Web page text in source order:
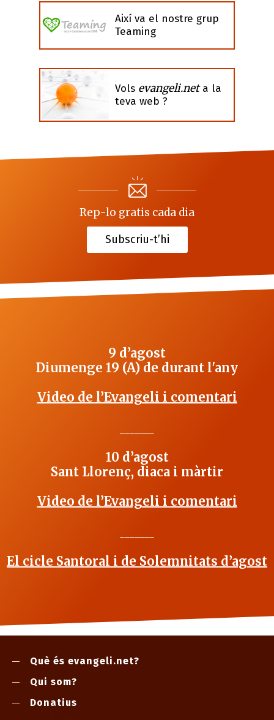
Així va el nostre grup
Teaming
Vols evangeli.neta la
teva web ?
Rep-lo gratis cada dia
Subscriu-t’hi
9 d’agost
Diumenge 19 (A) de durant l'any
Video de l’Evangeli i comentari
10 d’agost
Sant Llorenç, diaca i màrtir
Video de l’Evangeli i comentari
El cicle Santoral i de Solemnitats d’agost
Què és evangeli.net?
Qui som?
Donatius